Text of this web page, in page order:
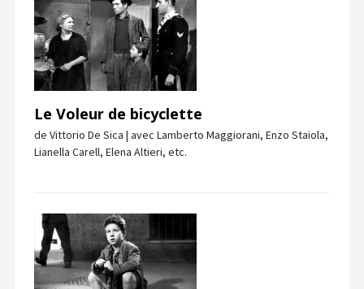
Le Voleur de bicyclette
de Vittorio De Sica | avec Lamberto Maggiorani, Enzo Staiola,
Lianella Carell, Elena Altieri, etc.